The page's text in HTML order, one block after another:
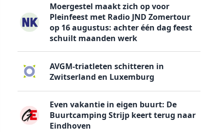
Moergestel maakt zich op voor
Pleinfeest met Radio JND Zomertour
op 16 augustus: achter één dag feest
schuilt maanden werk
AVGM-triatleten schitteren in
Zwitserland en Luxemburg
Even vakantie in eigen buurt: De
Buurtcamping Strijp keert terug naar
Eindhoven